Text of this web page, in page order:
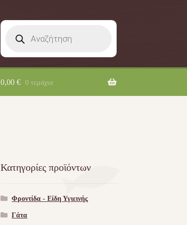
search
0,00 € 0 τεμάχια
Κατηγορίες προϊόντων
Φροντίδα - Είδη Υγιεινής
Γάτα